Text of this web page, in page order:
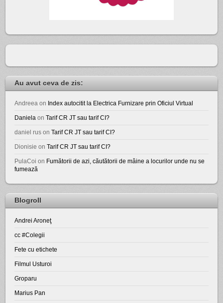
Au avut ceva de zis:
Andreea on Index autocitit la Electrica Furnizare prin Oficiul Virtual
Daniela onTarif CR JT sau tarif CI?
daniel rus onTarif CR JT sau tarif CI?
Dionisie onTarif CR JT sau tarif CI?
PulaCoi on Fumătorii de azi, căutătorii de mâine a locurilor unde nu se
fumează
Blogroll
Andrei Aroneţ
cc #Colegii
Fete cu etichete
Filmul Usturoi
Groparu
Marius Pan